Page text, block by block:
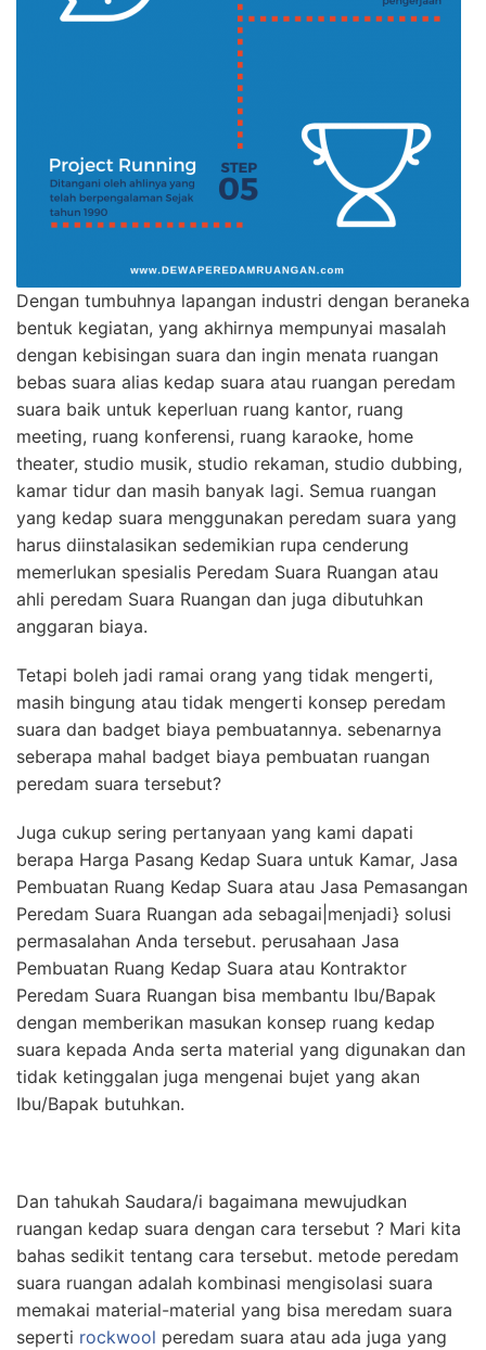
Dengan tumbuhnya lapangan industri dengan beraneka
bentuk kegiatan, yang akhirnya mempunyai masalah
dengan kebisingan suara dan ingin menata ruangan
bebas suara alias kedap suara atau ruangan peredam
suara baik untuk keperluan ruang kantor, ruang
meeting, ruang konferensi, ruang karaoke, home
theater, studio musik, studio rekaman, studio dubbing,
kamar tidur dan masih banyak lagi. Semua ruangan
yang kedap suara menggunakan peredam suara yang
harus diinstalasikan sedemikian rupa cenderung
memerlukan spesialis Peredam Suara Ruangan atau
ahli peredam Suara Ruangan dan juga dibutuhkan
anggaran biaya.
Tetapi boleh jadi ramai orang yang tidak mengerti,
masih bingung atau tidak mengerti konsep peredam
suara dan badget biaya pembuatannya. sebenarnya
seberapa mahal badget biaya pembuatan ruangan
peredam suara tersebut?
Juga cukup sering pertanyaan yang kami dapati
berapa Harga Pasang Kedap Suara untuk Kamar, Jasa
Pembuatan Ruang Kedap Suara atau Jasa Pemasangan
Peredam Suara Ruangan ada sebagai|menjadi} solusi
permasalahan Anda tersebut. perusahaan Jasa
Pembuatan Ruang Kedap Suara atau Kontraktor
Peredam Suara Ruangan bisa membantu Ibu/Bapak
dengan memberikan masukan konsep ruang kedap
suara kepada Anda serta material yang digunakan dan
tidak ketinggalan juga mengenai bujet yang akan
Ibu/Bapak butuhkan.
Dan tahukah Saudara/i bagaimana mewujudkan
ruangan kedap suara dengan cara tersebut ? Mari kita
bahas sedikit tentang cara tersebut. metode peredam
suara ruangan adalah kombinasi mengisolasi suara
memakai material-material yang bisa meredam suara
seperti rockwool peredam suara atau ada juga yang